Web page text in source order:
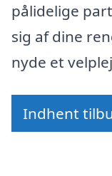
pålidelige
sig af dine
nyde et
Indhent